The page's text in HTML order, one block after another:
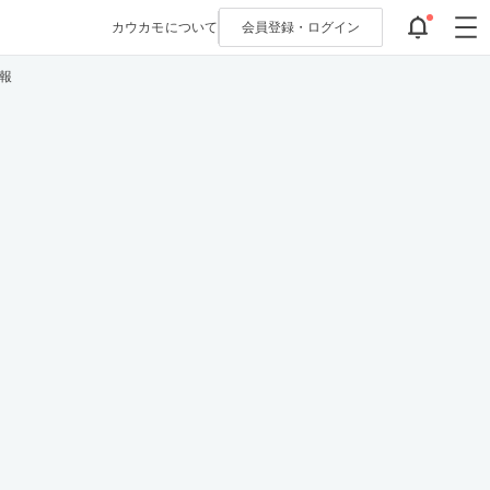
カウカモについて 会員登録・ ログイン